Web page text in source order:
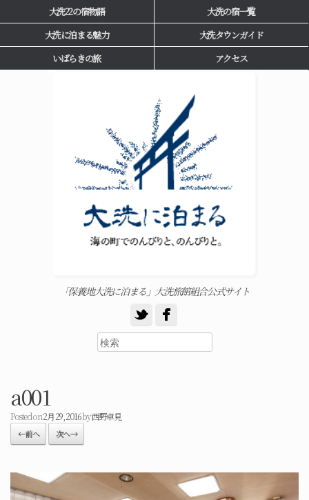
大洗22の宿物語
大洗の宿一覧
大洗に泊まる魅力
大洗タウンガイド
いばらきの旅
アクセス
「保養地大洗に泊まる」大洗旅館組合公式サイト
a001
Posted on2月 29, 2016by西野卓見
← 前へ 次へ →